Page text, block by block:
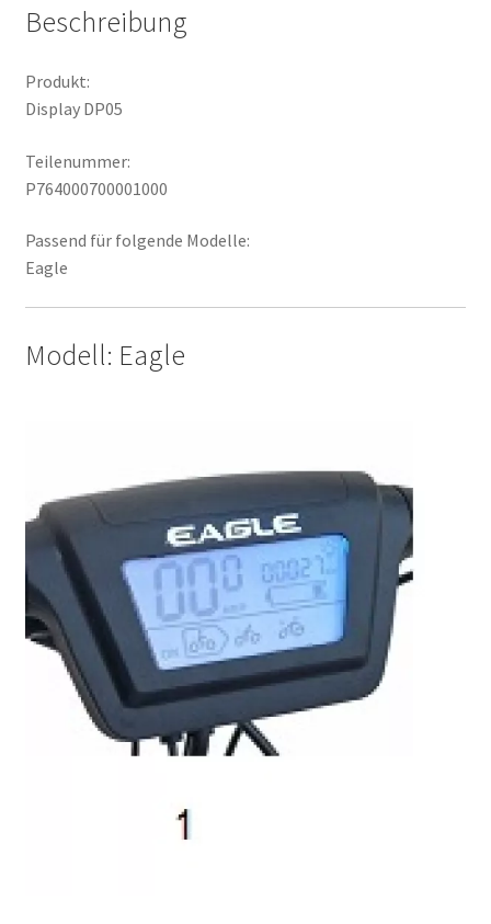
Beschreibung
Produkt:
Display DP05
Teilenummer:
P764000700001000
Passend für folgende Modelle:
Eagle
Modell: Eagle